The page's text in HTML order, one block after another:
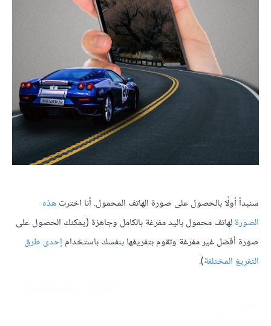
سنبدأ أولًا بالحصول على صورة الهاتف المحمول. أنا اخترتهذه
الصورةلهاتف محمول باليد مفرغة بالكامل وجاهزة (يمكنك الحصول على
صورة أفضل غير مفرغة وتقوم بتفريغها بنفسك باستخدام إحدى طرق
التفريغ المختلفة).